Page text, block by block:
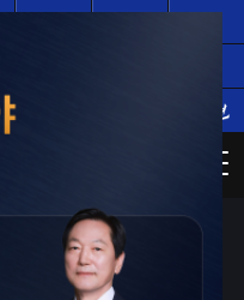
를 아는 전문가